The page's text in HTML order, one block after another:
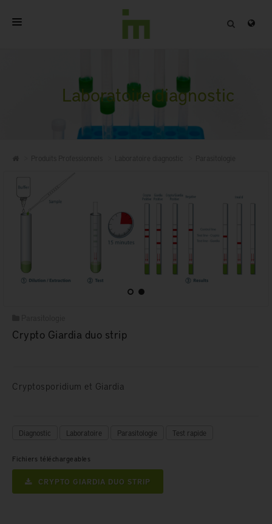
PRODUITS PROFESSIONNELS
Laboratoire diagnostic
Crypto Giardia duo strip
Cryptosporidium et Giardia
Diagnostic Laboratoire Parasitologie Test rapide
Fichiers téléchargeables
CRYPTO GIARDIA DUO STRIP